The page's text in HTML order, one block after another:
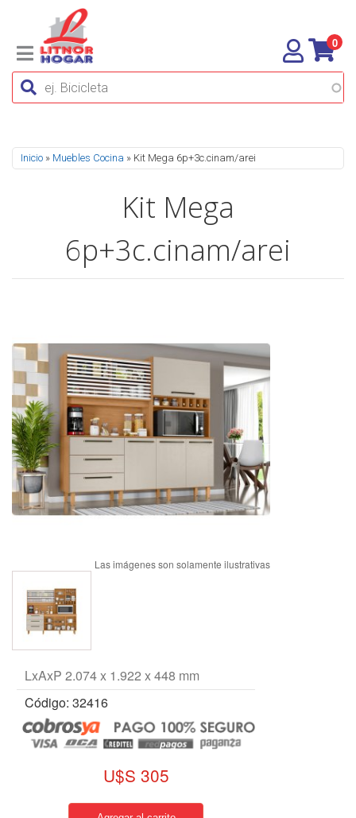
0
Se encuentra usted aquí
Inicio » Muebles Cocina » Kit Mega 6p+3c.cinam/arei
Kit Mega
6p+3c.cinam/arei
LxAxP 2.074 x 1.922 x 448 mm
Código: 32416
U$S 305